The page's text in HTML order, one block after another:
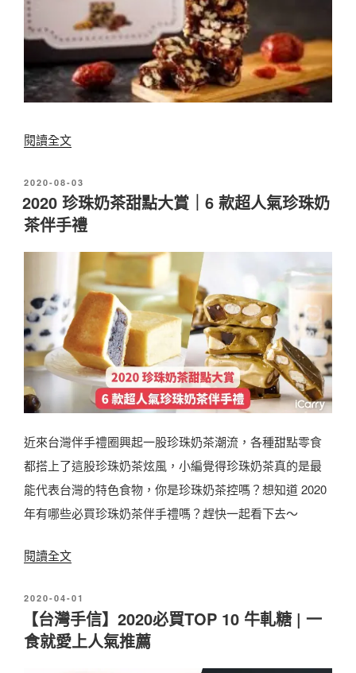
！
〉
閱讀全文〈
0
2
1
過
年
應
景
必
吃
營
零
嘴
l
台
1
0
大
品
發
佈
於
2020-08-03
2020 珍珠奶茶甜點大賞｜6 款超人氣珍珠奶
茶伴手禮
近來台灣伴手禮圈興起一股珍珠奶茶潮流，各種甜點零食
都搭上了這股珍珠奶茶炫風，小編覺得珍珠奶茶真的是最
能代表台灣的特色食物，你是珍珠奶茶控嗎？想知道 2020
年有哪些必買珍珠奶茶伴手禮嗎？趕快一起看下去～
閱讀全文〈
0
2
0
發
佈
於
2020-04-01
【台灣手信】2020必買TOP 10 牛軋糖 | 一
食就愛上人氣推薦